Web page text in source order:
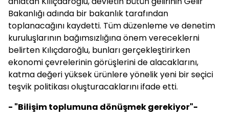
Bakanlığı adında bir bakanlık tarafından
toplanacağını kaydetti. Tüm düzenleme ve denetim
kuruluşlarının bağımsızlığına önem vereceklerni
belirten Kılıçdaroğlu, bunları gerçekleştirirken
ekonomi çevrelerinin görüşlerini de alacaklarını,
katma değeri yüksek ürünlere yönelik yeni bir seçici
teşvik politikası oluşturacaklarını ifade etti.
- "Bilişim toplumuna dönüşmek gerekiyor"-